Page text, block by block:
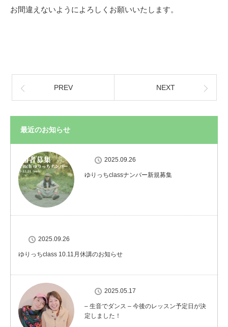
お間違えないようによろしくお願いいたします。
PREV NEXT
最近のお知らせ
2025.09.26
ゆりっちclassナンバー新規募集
2025.09.26
ゆりっちclass 10.11月休講のお知らせ
2025.05.17
– 生音でダンス – 今後のレッスン予定日が決
定しました！